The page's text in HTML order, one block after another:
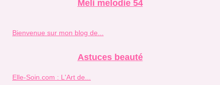
Meli melodie 54
Bienvenue sur mon blog de...
Astuces beauté
Elle-Soin.com : L'Art de...